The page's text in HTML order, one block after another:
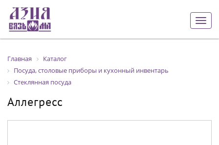
Главная
Каталог
Посуда, столовые приборы и кухонный инвентарь
Стеклянная посуда
Аллегресс